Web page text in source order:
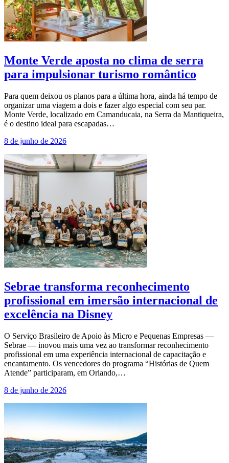
Monte Verde aposta no clima de serra
para impulsionar turismo romântico
Para quem deixou os planos para a última hora, ainda há tempo de
organizar uma viagem a dois e fazer algo especial com seu par.
Monte Verde, localizado em Camanducaia, na Serra da Mantiqueira,
é o destino ideal para escapadas…
8 de junho de 2026
Sebrae transforma reconhecimento
profissional em imersão internacional de
excelência na Disney
O Serviço Brasileiro de Apoio às Micro e Pequenas Empresas —
Sebrae — inovou mais uma vez ao transformar reconhecimento
profissional em uma experiência internacional de capacitação e
encantamento. Os vencedores do programa “Histórias de Quem
Atende” participaram, em Orlando,…
8 de junho de 2026